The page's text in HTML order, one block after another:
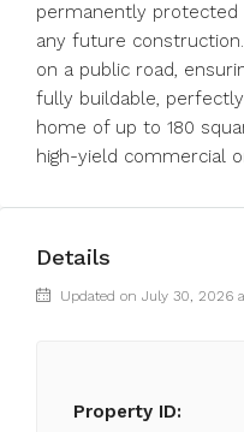
permanently protected
any future
on a public road,
fully buildable,
home of up to 180
high-yield commercial
Details
Updated on July 30, 2026
Property ID: